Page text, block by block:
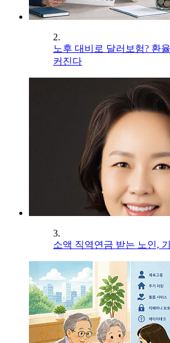
2.
노후 대비로 달러보험? 환
커진다
3.
소액 직역연금 받는 노인,